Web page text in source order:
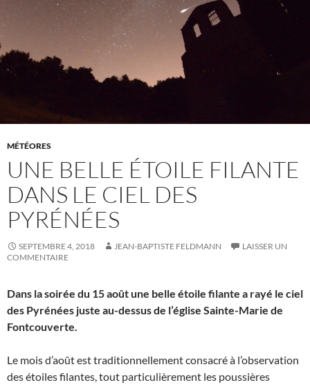
MÉTÉORES
UNE BELLE ÉTOILE FILANTE
DANS LE CIEL DES
PYRÉNÉES
SEPTEMBRE 4, 2018 JEAN-BAPTISTE FELDMANN
LAISSER UN
COMMENTAIRE
Dans la soirée du 15 août une belle étoile filante a rayé le ciel
des Pyrénées juste au-dessus de l’église Sainte-Marie de
Fontcouverte.
Le mois d’août est traditionnellement consacré à l’observation
des étoiles filantes, tout particulièrement les poussières